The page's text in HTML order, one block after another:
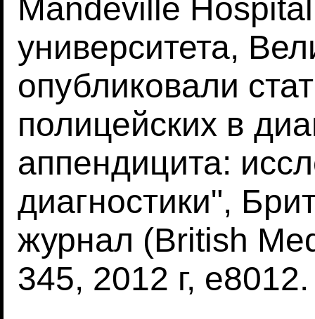
Mandeville
университета,
опубликовали
полицейских в
аппендицита:
диагностики",
журнал (British
345, 2012 г, e8012.